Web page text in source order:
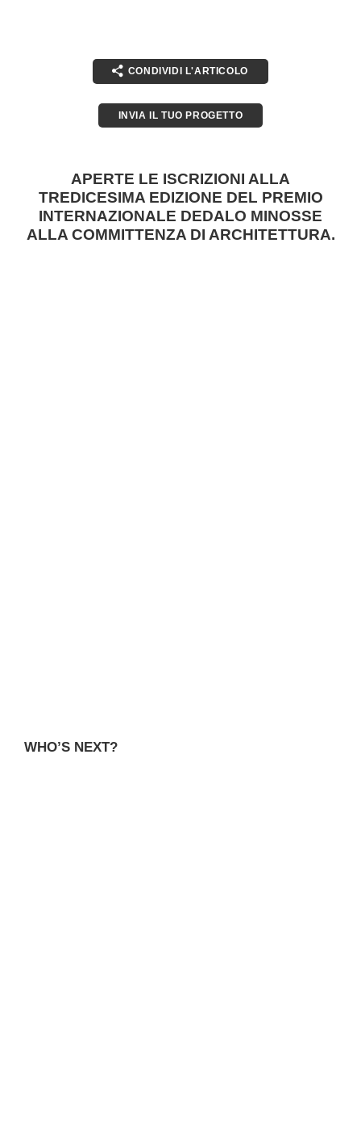
CONDIVIDI L'ARTICOLO
INVIA IL TUO PROGETTO
APERTE LE ISCRIZIONI ALLA
TREDICESIMA EDIZIONE DEL PREMIO
INTERNAZIONALE DEDALO MINOSSE
ALLA COMMITTENZA DI ARCHITETTURA.
WHO’S NEXT?